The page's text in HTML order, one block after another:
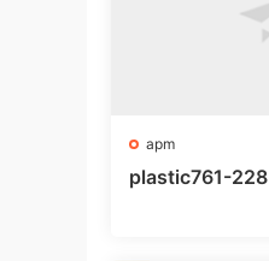
apm
plastic761-228